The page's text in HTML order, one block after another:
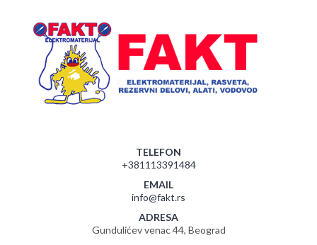
TELEFON
+381113391484
EMAIL
info@fakt.rs
ADRESA
Gundulićev venac 44, Beograd